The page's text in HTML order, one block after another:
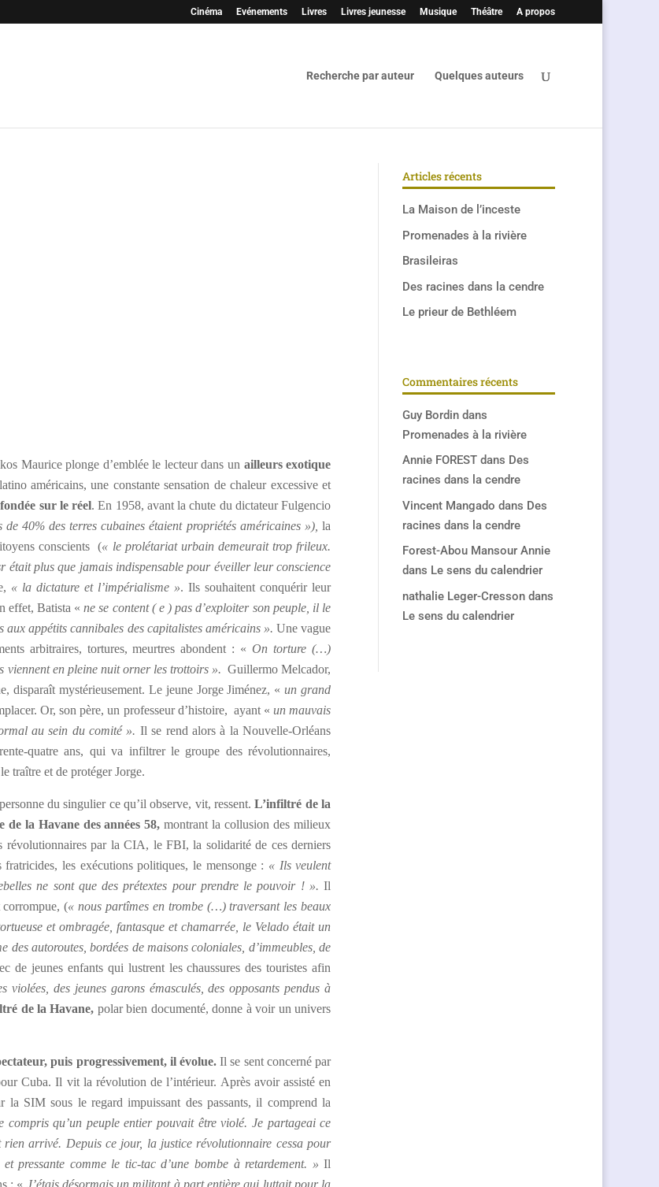
Cinéma Evénements Livres Livres jeunesse Musique Théâtre A propos
Recherche par auteur Quelques auteurs
Maurice plonge d’emblée le lecteur dans un ailleurs exotique
américains, une constante sensation de chaleur excessive et
sur le réel. En 1958, avant la chute du dictateur Fulgencio
de 40% des terres cubaines étaient propriétés américaines »),la
conscients (« le prolétariat urbain demeurait trop frileux.
plus que jamais indispensable pour éveiller leur conscience
« la dictature et l’impérialisme ». Ils souhaitent conquérir leur
effet, Batista «ne se content ( e ) pas d’exploiter son peuple, il le
aux appétits cannibales des capitalistes américains ».Une vague
arbitraires, tortures, meurtres abondent : «On torture (…)
viennent en pleine nuit orner les trottoirs ». Guillermo Melcador,
disparaît mystérieusement. Le jeune Jorge Jiménez, «un grand
Or, son père, un professeur d’histoire, ayant «un mauvais
au sein du comité ». Il se rend alors à la Nouvelle-Orléans
quatre ans, qui va infiltrer le groupe des révolutionnaires,
traître et de protéger Jorge.
du singulier ce qu’il observe, vit, ressent.L’infiltré de la
la Havane des années 58, montrant la collusion des milieux
par la CIA, le FBI, la solidarité de ces derniers
fratricides, les exécutions politiques, le mensonge : « Ils veulent
ne sont que des prétextes pour prendre le pouvoir ! ». Il
corrompue, (« nous partîmes en trombe (…) traversant les beaux
et ombragée, fantasque et chamarrée, le Velado était un
des autoroutes, bordées de maisons coloniales, d’immeubles, de
de jeunes enfants qui lustrent les chaussures des touristes afin
violées, des jeunes garons émasculés, des opposants pendus à
de la Havane, polar bien documenté, donne à voir un univers
puis progressivement, il évolue.Il se sent concerné par
Cuba. Il vit la révolution de l’intérieur. Après avoir assisté en
la SIM sous le regard impuissant des passants, il comprend la
compris qu’un peuple entier pouvait être violé. Je partageai ce
rien arrivé. Depuis ce jour, la justice révolutionnaire cessa pour
pressante comme le tic-tac d’une bombe à retardement. » Il
: « J’étais désormais un militant à part entière qui luttait pour la
Articles récents
La Maison de l’inceste
Promenades à la rivière
Brasileiras
Des racines dans la cendre
Le prieur de Bethléem
Commentaires récents
Guy Bordindans
Promenades à la rivière
Annie FORESTdans Des
racines dans la cendre
Vincent Mangado dans Des
racines dans la cendre
Forest-Abou Mansour Annie
dans Le sens du calendrier
nathalie Leger-Cressondans
Le sens du calendrier